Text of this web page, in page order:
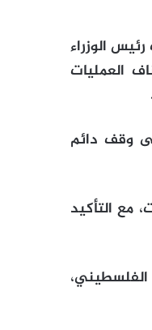
الوزراء
العمليات
وقف دائم
مع التأكيد